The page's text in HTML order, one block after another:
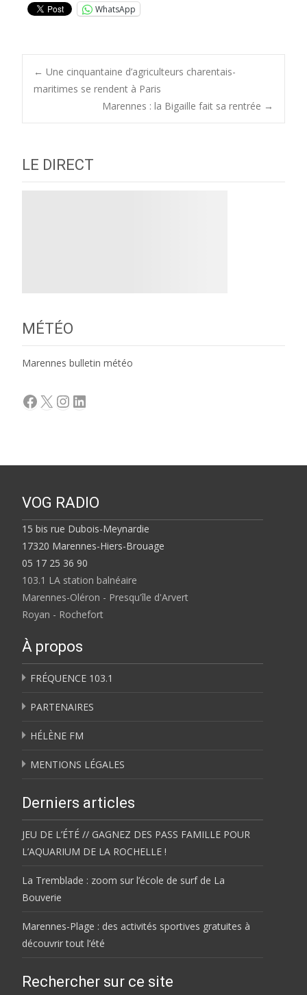
WhatsApp
Post
navigation
← Une cinquantaine d’agriculteurs charentais-
maritimes se rendent à Paris
Marennes : la Bigaille fait sa rentrée →
LE DIRECT
MÉTÉO
Marennes bulletin météo
Facebook
X Instagram
LinkedIn
VOG RADIO
15 bis rue Dubois-Meynardie
17320 Marennes-Hiers-Brouage
05 17 25 36 90
103.1 LA station balnéaire
Marennes-Oléron - Presqu'île d'Arvert
Royan - Rochefort
À propos
FRÉQUENCE 103.1
PARTENAIRES
HÉLÈNE FM
MENTIONS LÉGALES
Derniers articles
JEU DE L’ÉTÉ // GAGNEZ DES PASS FAMILLE POUR
L’AQUARIUM DE LA ROCHELLE !
La Tremblade : zoom sur l’école de surf de La
Bouverie
Marennes-Plage : des activités sportives gratuites à
découvrir tout l’été
Rechercher sur ce site